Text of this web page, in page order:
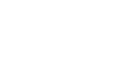
Volkswagen d'origine
Volkswagen d'origine
- Durable - Protège contre
- Protège le